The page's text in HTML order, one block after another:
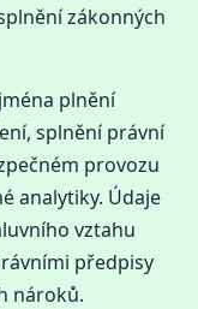
zákonných
plnění
splnění právní
provozu
analytiky. Údaje
vztahu
předpisy
nároků.